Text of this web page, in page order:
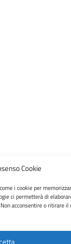
Cookie
i cookie per
ci permetterà di
acconsentire o ritirare